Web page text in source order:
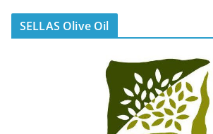
SELLAS Olive Oil